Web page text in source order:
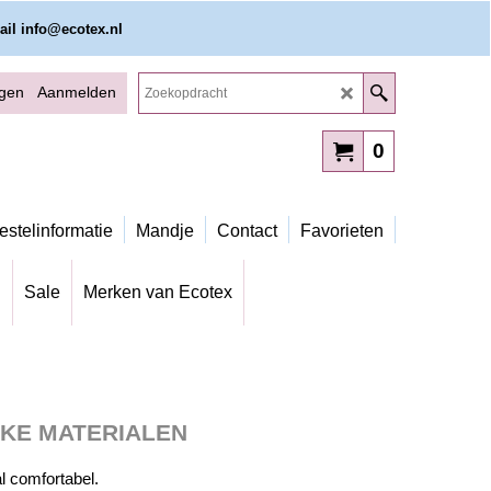
info@ecotex.nl
Aanmelden
0
Mandje Contact Favorieten
Sale Merken van Ecotex
MATERIALEN
comfortabel.